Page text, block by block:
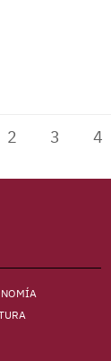
2 3 4